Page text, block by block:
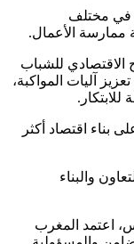
في مختلف
ممارسة الأعمال.
الاقتصادي للشباب
آليات المواكبة،
بناء اقتصاد أكثر
والبناء
اعتمد المغرب